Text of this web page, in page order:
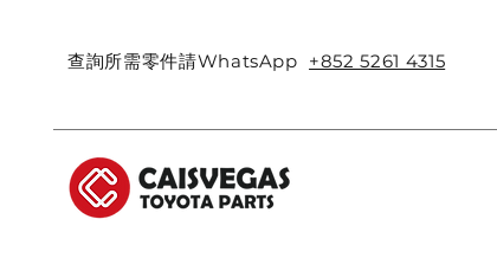
查詢所需零件請WhatsApp +852 5261 4315